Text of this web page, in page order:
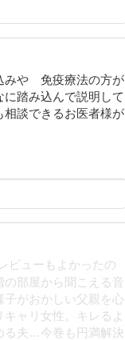
みや 免疫療法の方が
踏み込んで説明して
談できるお医者様が
ビューもよかったの
部屋から聞こえる音
がおかしい父親を心
ャリ女性。キレるよ
る夫…今巻も円満解決